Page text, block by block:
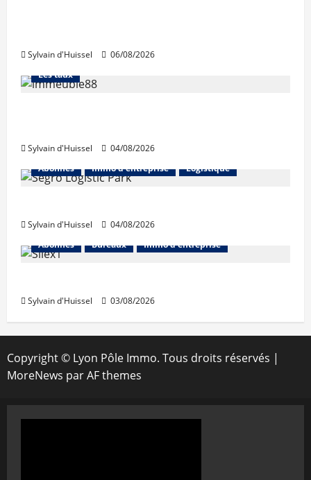
Sylvain d'Huissel 06/08/2026
Abonnés Financement
Les taux
Sylvain d'Huissel
04/08/2026
Abonnés
Immo d'entreprise Logistique
Sylvain d'Huissel
04/08/2026
Abonnés
Bureaux Immo d'entreprise
Sylvain d'Huissel 03/08/2026
Copyright © Lyon Pôle Immo. Tous droits réservés |
MoreNews par AF themes